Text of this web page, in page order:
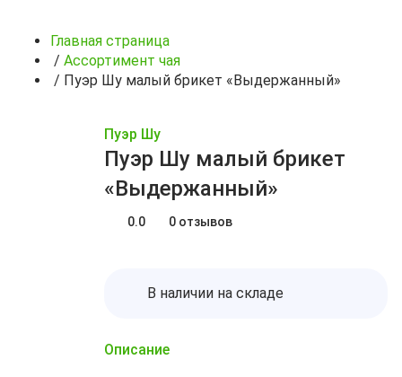
Главная страница
/ Ассортимент чая
/ Пуэр Шу малый брикет «Выдержанный»
Пуэр Шу
Пуэр Шу малый брикет
«Выдержанный»
0.0 0 отзывов
В наличии на складе
Описание